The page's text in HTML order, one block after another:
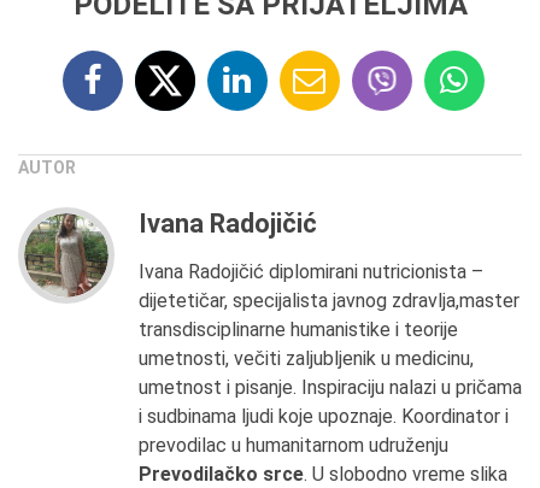
AUTOR
Ivana Radojičić
Ivana Radojičić diplomirani nutricionista –
dijetetičar, specijalista javnog zdravlja,master
transdisciplinarne humanistike i teorije
umetnosti, večiti zaljubljenik u medicinu,
umetnost i pisanje. Inspiraciju nalazi u pričama
i sudbinama ljudi koje upoznaje. Koordinator i
prevodilac u humanitarnom udruženju
Prevodilačko srce. U slobodno vreme slika